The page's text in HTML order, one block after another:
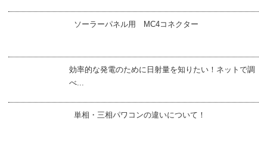
ソーラーパネル用 MC4コネクター
効率的な発電のために日射量を知りたい！ネットで調
べ...
単相・三相パワコンの違いについて！